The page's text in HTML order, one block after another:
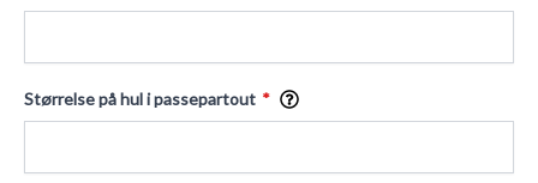
Størrelse på hul i passepartout